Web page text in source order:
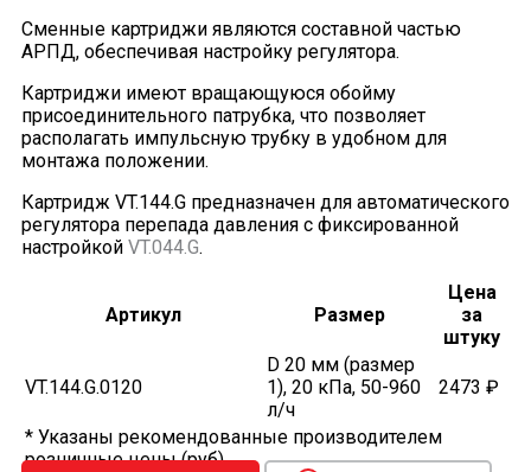
Сменные картриджи являются составной частью
АРПД, обеспечивая настройку регулятора.
Картриджи имеют вращающуюся обойму
присоединительного патрубка, что позволяет
располагать импульсную трубку в удобном для
монтажа положении.
Картридж VT.144.G предназначен для автоматического
регулятора перепада давления с фиксированной
настройкой VT.044.G.
Артикул Размер
Цена
за
штуку
VT.144.G.0120
D 20 мм (размер
1), 20 кПа, 50-960
л/ч
2473 ₽
* Указаны рекомендованные производителем
розничные цены (руб).